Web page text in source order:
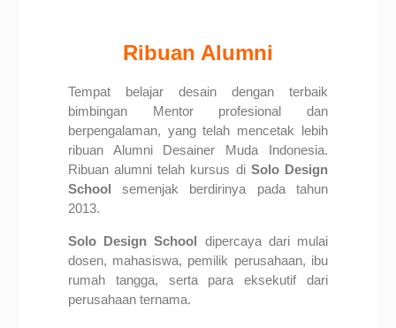
Ribuan Alumni
Tempat belajar desain dengan terbaik
bimbingan Mentor profesional dan
berpengalaman, yang telah mencetak lebih
ribuan Alumni Desainer Muda Indonesia.
Ribuan alumni telah kursus diSolo Design
School semenjak berdirinya pada tahun
2013.
Solo Design School dipercaya dari mulai
dosen, mahasiswa, pemilik perusahaan, ibu
rumah tangga, serta para eksekutif dari
perusahaan ternama.